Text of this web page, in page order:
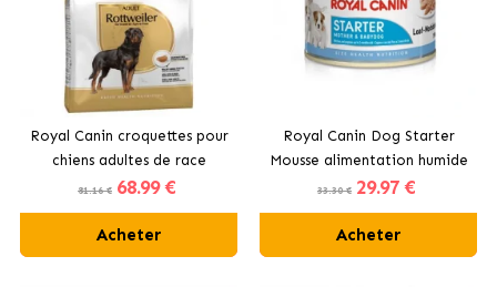
Royal Canin croquettes pour
chiens adultes de race
Rottweiler
81.16 € 68.99 €
Acheter
Royal Canin Dog Starter
Mousse alimentation humide
pour chiots et mères
33.30 € 29.97 €
Acheter